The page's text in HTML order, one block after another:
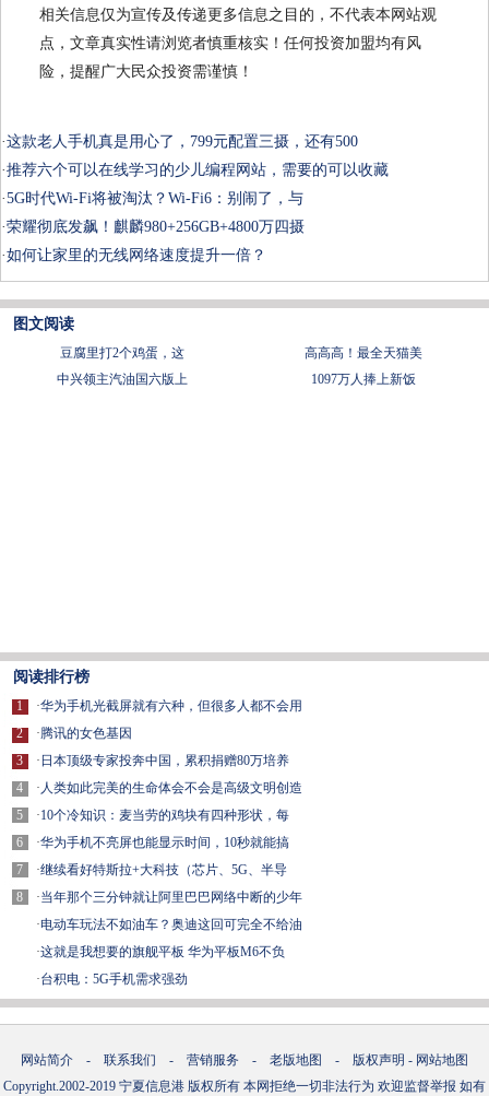
相关信息仅为宣传及传递更多信息之目的，不代表本网站观
点，文章真实性请浏览者慎重核实！任何投资加盟均有风
险，提醒广大民众投资需谨慎！
·这款老人手机真是用心了，799元配置三摄，还有500
·推荐六个可以在线学习的少儿编程网站，需要的可以收藏
·5G时代Wi-Fi将被淘汰？Wi-Fi6：别闹了，与
·荣耀彻底发飙！麒麟980+256GB+4800万四摄
·如何让家里的无线网络速度提升一倍？
图文阅读
豆腐里打2个鸡蛋，这
​高高高！最全天猫美
中兴领主汽油国六版上
1097万人捧上新饭
阅读排行榜
1
2
3
4
5
6
7
8
·华为手机光截屏就有六种，但很多人都不会用
·腾讯的女色基因
· 日本顶级专家投奔中国，累积捐赠80万培养
· 人类如此完美的生命体会不会是高级文明创造
·10个冷知识：麦当劳的鸡块有四种形状，每
·华为手机不亮屏也能显示时间，10秒就能搞
·继续看好特斯拉+大科技（芯片、5G、半导
·当年那个三分钟就让阿里巴巴网络中断的少年
·电动车玩法不如油车？奥迪这回可完全不给油
·这就是我想要的旗舰平板 华为平板M6不负
·台积电：5G手机需求强劲
网站简介 - 联系我们 - 营销服务 - 老版地图 - 版权声明 - 网站地图
Copyright.2002-2019 宁夏信息港 版权所有 本网拒绝一切非法行为 欢迎监督举报 如有